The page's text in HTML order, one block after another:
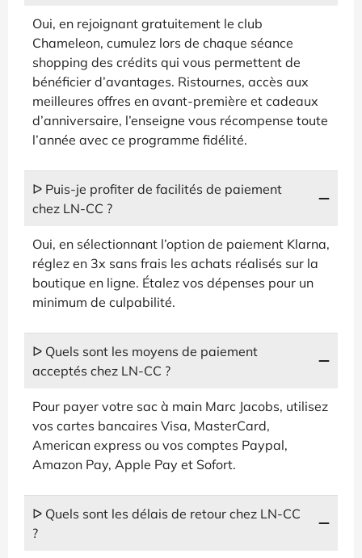
Oui, en rejoignant gratuitement le club
Chameleon, cumulez lors de chaque séance
shopping des crédits qui vous permettent de
bénéficier d’avantages. Ristournes, accès aux
meilleures offres en avant-première et cadeaux
d’anniversaire, l’enseigne vous récompense toute
l’année avec ce programme fidélité.
ᐅ Puis-je profiter de facilités de paiement
chez LN-CC ?
Oui, en sélectionnant l’option de paiement Klarna,
réglez en 3x sans frais les achats réalisés sur la
boutique en ligne. Étalez vos dépenses pour un
minimum de culpabilité.
ᐅ Quels sont les moyens de paiement
acceptés chez LN-CC ?
Pour payer votre sac à main Marc Jacobs, utilisez
vos cartes bancaires Visa, MasterCard,
American express ou vos comptes Paypal,
Amazon Pay, Apple Pay et Sofort.
ᐅ Quels sont les délais de retour chez LN-CC
?